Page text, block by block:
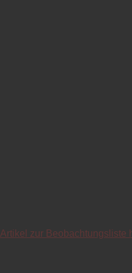
Artikel zur Beobachtungsliste